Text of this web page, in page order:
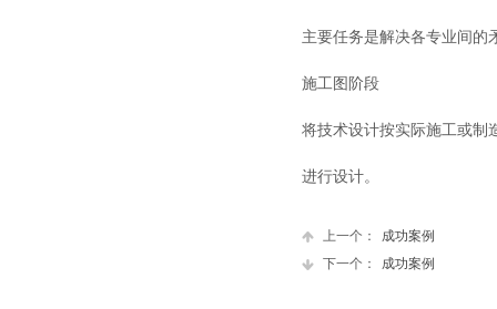
主要任务是解决各专业间的
施工图阶段
将技术设计按实际施工或制
进行设计。
上一个：
成功案例
下一个：
成功案例